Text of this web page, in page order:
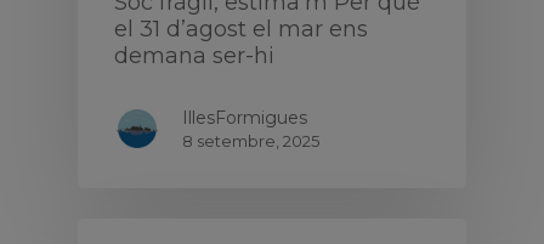
el 31 d’agost el mar ens
demana ser-hi
IllesFormigues
8 setembre, 2025